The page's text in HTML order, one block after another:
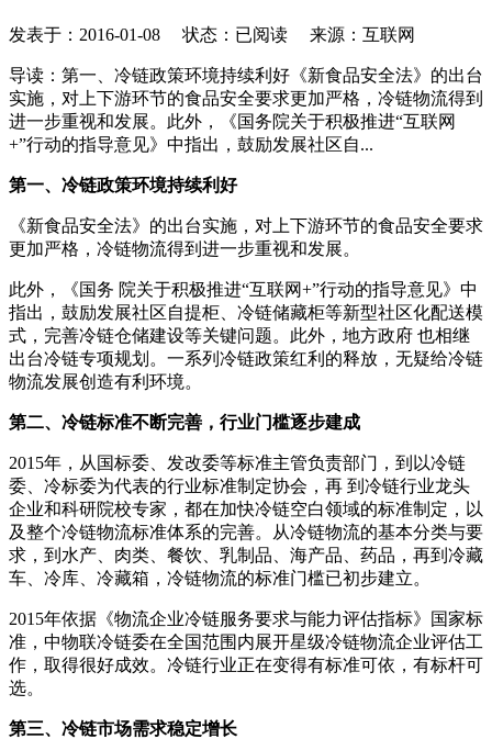
发表于： 2016-01-08 状态：已阅读 来源：互联网
导读：第一、冷链政策环境持续利好《新食品安全法》的出台
实施，对上下游环节的食品安全要求更加严格，冷链物流得到
进一步重视和发展。此外，《国务院关于积极推进“互联网
+”行动的指导意见》中指出，鼓励发展社区自...
第一、冷链政策环境持续利好
《新食品安全法》的出台实施，对上下游环节的食品安全要求
更加严格，冷链物流得到进一步重视和发展。
此外，《国务 院关于积极推进“互联网+”行动的指导意见》中
指出，鼓励发展社区自提柜、冷链储藏柜等新型社区化配送模
式，完善冷链仓储建设等关键问题。此外，地方政府 也相继
出台冷链专项规划。一系列冷链政策红利的释放，无疑给冷链
物流发展创造有利环境。
第二、冷链标准不断完善，行业门槛逐步建成
2015年，从国标委、发改委等标准主管负责部门，到以冷链
委、冷标委为代表的行业标准制定协会，再 到冷链行业龙头
企业和科研院校专家，都在加快冷链空白领域的标准制定，以
及整个冷链物流标准体系的完善。从冷链物流的基本分类与要
求，到水产、肉类、餐饮、乳制品、海产品、药品，再到冷藏
车、冷库、冷藏箱，冷链物流的标准门槛已初步建立。
2015年依据《物流企业冷链服务要求与能力评估指标》国家标
准，中物联冷链委在全国范围内展开星级冷链物流企业评估工
作，取得很好成效。冷链行业正在变得有标准可依，有标杆可
选。
第三、冷链市场需求稳定增长